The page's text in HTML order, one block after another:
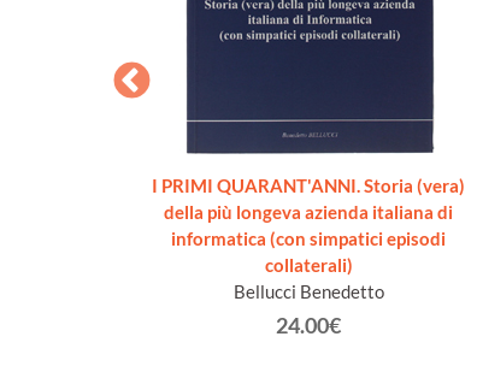
I PRIMI QUARANT'ANNI. Storia (vera)
della più longeva azienda italiana di
informatica (con simpatici episodi
collaterali)
Bellucci Benedetto
24.00€